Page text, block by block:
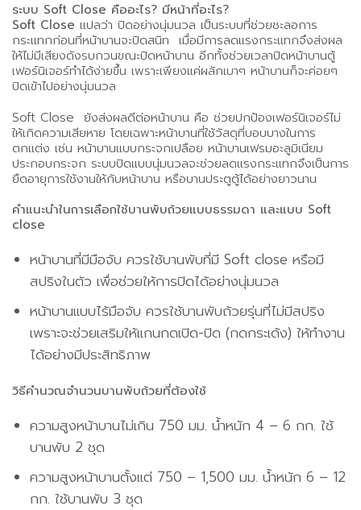
ระบบ Soft Close คืออะไร? มีหน้าที่อะไร?
Soft Close แปลว่า ปิดอย่างนุ่มนวล เป็นระบบที่ช่วยชะลอการ
กระแทกก่อนที่หน้าบานจะปิดสนิท เมื่อมีการลดแรงกระแทกจึงส่งผล
ให้ไม่มีเสียงดังรบกวนขณะปิดหน้าบาน อีกทั้งช่วยเวลาปิดหน้าบานตู้
เฟอร์นิเจอร์ทำได้ง่ายขึ้น เพราะเพียงแค่ผลักเบาๆ หน้าบานก็จะค่อยๆ
ปิดเข้าไปอย่างนุ่มนวล
Soft Close ยังส่งผลดีต่อหน้าบาน คือ ช่วยปกป้องเฟอร์นิเจอร์ไม่
ให้เกิดความเสียหาย โดยเฉพาะหน้าบานที่ใช้วัสดุที่บอบบางในการ
ตกแต่ง เช่น หน้าบานแบบกระจกเปลือย หน้าบานเฟรมอะลูมิเนียม
ประกอบกระจก ระบบปิดแบบนุ่มนวลจะช่วยลดแรงกระแทกจึงเป็นการ
ยืดอายุการใช้งานให้กับหน้าบาน หรือบานประตูตู้ได้อย่างยาวนาน
คำแนะนำในการเลือกใช้บานพับถ้วยแบบธรรมดา และแบบ Soft
close
หน้าบานที่มีมือจับ ควรใช้บานพับที่มี Soft close หรือมี
สปริงในตัว เพื่อช่วยให้การปิดได้อย่างนุ่มนวล
หน้าบานแบบไร้มือจับ ควรใช้บานพับถ้วยรุ่นที่ไม่มีสปริง
เพราะจะช่วยเสริมให้แกนกดเปิด-ปิด (กดกระเด้ง) ให้ทำงาน
ได้อย่างมีประสิทธิภาพ
วิธีคำนวณจำนวนบานพับถ้วยที่ต้องใช้
ความสูงหน้าบานไม่เกิน 750 มม. น้ำหนัก 4 – 6 กก. ใช้
บานพับ 2 ชุด
ความสูงหน้าบานตั้งแต่ 750 – 1,500 มม. น้ำหนัก 6 – 12
กก. ใช้บานพับ 3 ชุด